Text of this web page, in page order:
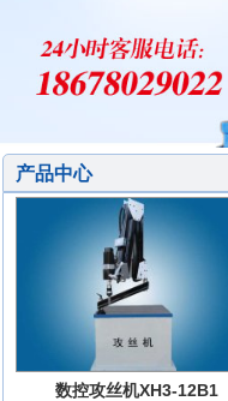
产品中心
数控攻丝机XH3-12B1